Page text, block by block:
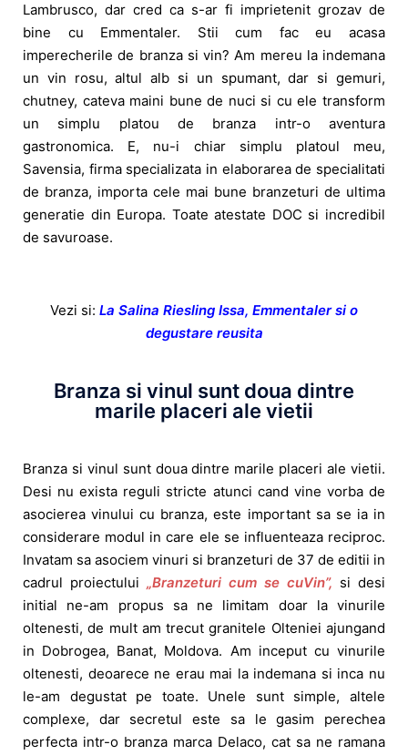
Lambrusco, dar cred ca s-ar fi imprietenit grozav de
bine cu Emmentaler. Stii cum fac eu acasa
imperecherile de branza si vin? Am mereu la indemana
un vin rosu, altul alb si un spumant, dar si gemuri,
chutney, cateva maini bune de nuci si cu ele transform
un simplu platou de branza intr-o aventura
gastronomica. E, nu-i chiar simplu platoul meu,
Savensia, firma specializata in elaborarea de specialitati
de branza, importa cele mai bune branzeturi de ultima
generatie din Europa. Toate atestate DOC si incredibil
de savuroase.
Vezi si: La Salina Riesling Issa, Emmentaler si o
degustare reusita
Branza si vinul sunt doua dintre
marile placeri ale vietii
Branza si vinul sunt doua dintre marile placeri ale vietii.
Desi nu exista reguli stricte atunci cand vine vorba de
asocierea vinului cu branza, este important sa se ia in
considerare modul in care ele se influenteaza reciproc.
Invatam sa asociem vinuri si branzeturi de 37 de editii in
cadrul proiectului „Branzeturi cum se cuVin”, si desi
initial ne-am propus sa ne limitam doar la vinurile
oltenesti, de mult am trecut granitele Olteniei ajungand
in Dobrogea, Banat, Moldova. Am inceput cu vinurile
oltenesti, deoarece ne erau mai la indemana si inca nu
le-am degustat pe toate. Unele sunt simple, altele
complexe, dar secretul este sa le gasim perechea
perfecta intr-o branza marca Delaco, cat sa ne ramana